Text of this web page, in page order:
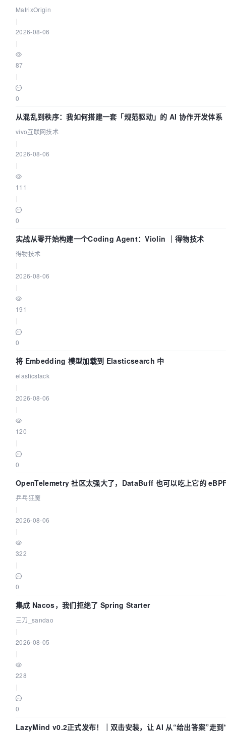
基础设施赛道
MatrixOrigin
2026-08-06
87
0
从混乱到秩序：我如何搭建一套「规范驱动」的 AI 协作开发体系
vivo互联网技术
2026-08-06
111
0
实战从零开始构建一个Coding Agent：Violin ｜得物技术
得物技术
2026-08-06
191
0
将 Embedding 模型加载到 Elasticsearch 中
elasticstack
2026-08-06
120
0
OpenTelemetry 社区太强大了，DataBuff 也可以吃上它的
乒乓狂魔
2026-08-06
322
0
集成 Nacos，我们拒绝了 Spring Starter
三刀_sandao
2026-08-05
228
0
LazyMind v0.2正式发布！｜双击安装，让 AI 从“给出答案”走到